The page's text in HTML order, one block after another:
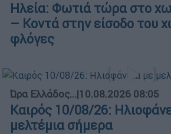
Ηλεία: Φωτιά τώρα στο
– Κοντά στην είσοδο του
φλόγες
Ώρα Ελλάδος...|10.08.2026 08:05
Καιρός 10/08/26:
μελτέμια σήμερα